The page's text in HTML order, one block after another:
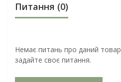
Питання (0)
Немає питань про даний
задайте своє питання.